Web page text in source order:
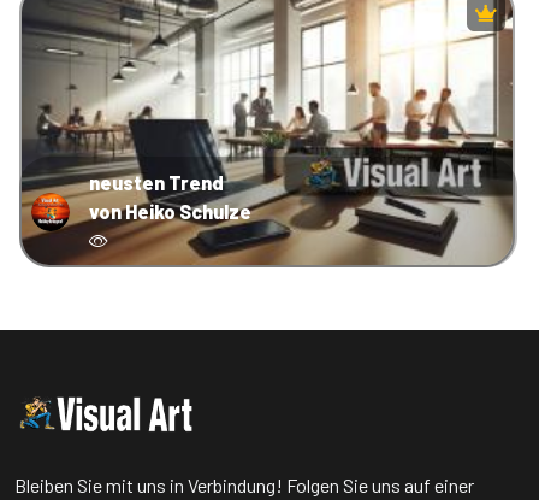
neusten Trend
von Heiko Schulze
Bleiben Sie mit uns in Verbindung! Folgen Sie uns auf einer